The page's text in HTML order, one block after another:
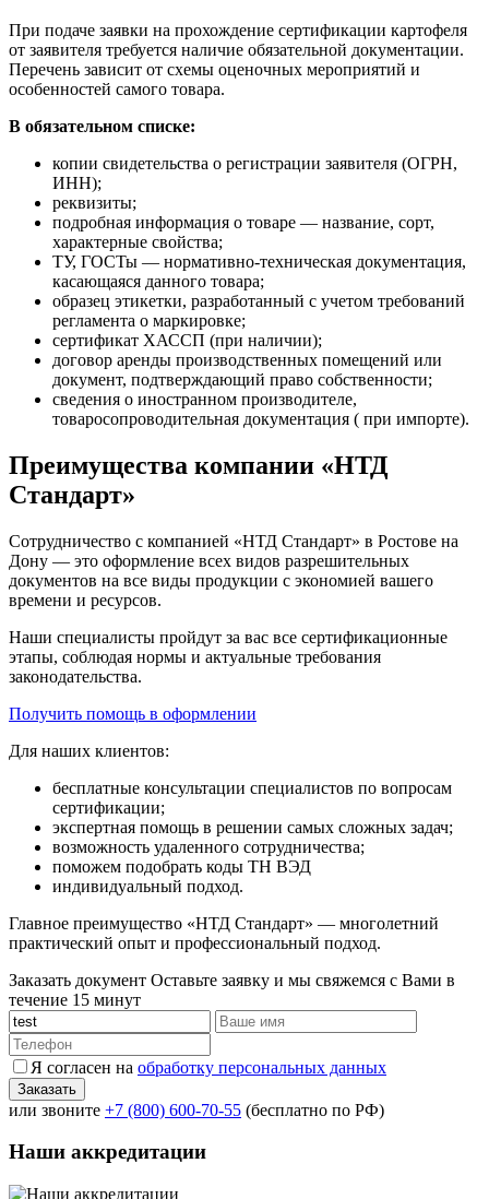
При подаче заявки на прохождение сертификации картофеля
от заявителя требуется наличие обязательной документации.
Перечень зависит от схемы оценочных мероприятий и
особенностей самого товара.
В обязательном списке:
копии свидетельства о регистрации заявителя (ОГРН,
ИНН);
реквизиты;
подробная информация о товаре — название, сорт,
характерные свойства;
ТУ, ГОСТы — нормативно-техническая документация,
касающаяся данного товара;
образец этикетки, разработанный с учетом требований
регламента о маркировке;
сертификат ХАССП (при наличии);
договор аренды производственных помещений или
документ, подтверждающий право собственности;
сведения о иностранном производителе,
товаросопроводительная документация ( при импорте).
Преимущества компании «НТД
Стандарт»
Сотрудничество с компанией «НТД Стандарт» в Ростове на
Дону — это оформление всех видов разрешительных
документов на все виды продукции с экономией вашего
времени и ресурсов.
Наши специалисты пройдут за вас все сертификационные
этапы, соблюдая нормы и актуальные требования
законодательства.
Получить помощь в оформлении
Для наших клиентов:
бесплатные консультации специалистов по вопросам
сертификации;
экспертная помощь в решении самых сложных задач;
возможность удаленного сотрудничества;
поможем подобрать коды ТН ВЭД
индивидуальный подход.
Главное преимущество «НТД Стандарт» — многолетний
практический опыт и профессиональный подход.
Заказать документ Оставьте заявку и мы свяжемся с Вами в
течение 15 минут
Я согласен на обработку персональных данных
или звоните +7 (800) 600-70-55 (бесплатно по РФ)
Наши аккредитации